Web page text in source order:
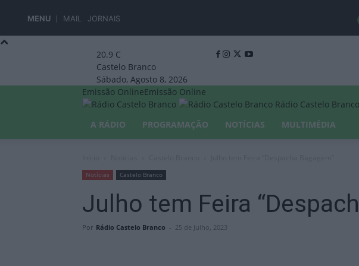
MENU MAIL JORNAIS
20.9 C
Castelo Branco
Sábado, Agosto 8, 2026
Emissão OnlineEmissão Online
Rádio Castelo Branco
A RÁDIO
PROGRAMAÇÃO NOTÍCIAS MULTIMÉDIA
Notícias Castelo Branco
Julho tem Feira
Por Rádio Castelo Branco - 25 de Julho, 2023